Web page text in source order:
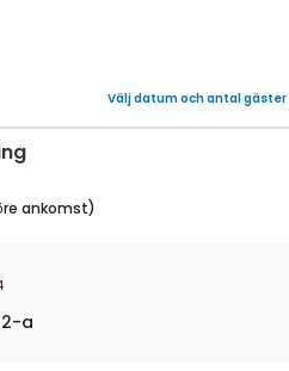
Välj datum och antal gäster
ankomst)
Hvar A-8792-a
aa